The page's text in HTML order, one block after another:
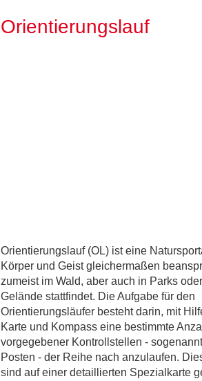
Orientierungslauf
Orientierungslauf (OL) ist eine
Körper und Geist gleichermaßen
zumeist im Wald, aber auch in Parks
Gelände stattfindet. Die Aufgabe für den
Orientierungsläufer besteht darin, mit
Karte und Kompass eine bestimmte
vorgegebener Kontrollstellen -
Posten - der Reihe nach anzulaufen.
sind auf einer detaillierten Spezialkarte